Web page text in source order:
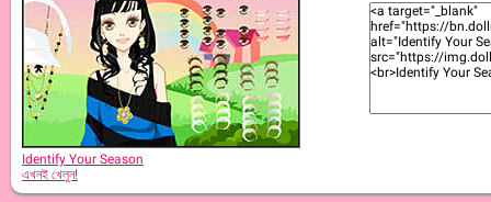
Identify Your Season
এখনই খেলুন!